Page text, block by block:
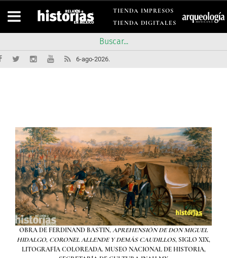
TIENDA IMPRESOS
TIENDA DIGITALES
6-ago-2026.
OBRA DE FERDINAND BASTIN,APREHENSIÓN DE DON MIGUEL
HIDALGO, CORONEL ALLENDE Y DEMÁS CAUDILLOS, SIGLO XIX,
LITOGRAFÍA COLOREADA. MUSEO NACIONAL DE HISTORIA,